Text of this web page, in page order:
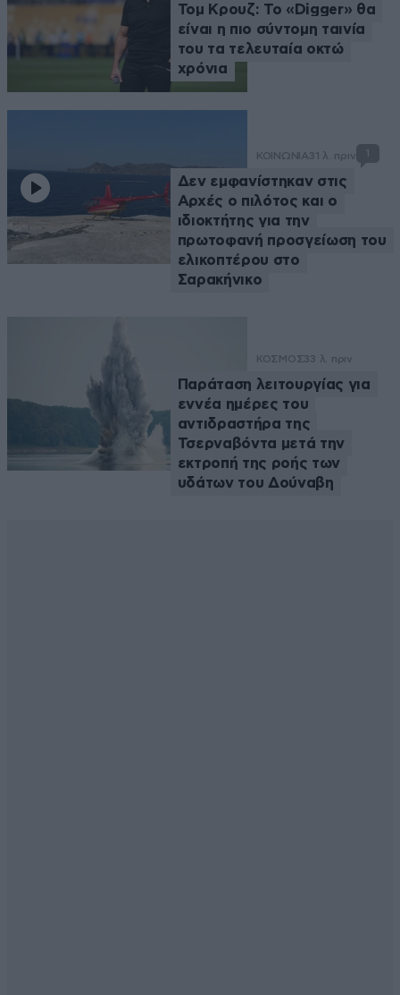
Τομ Κρουζ: Το «Digger» θα
είναι η πιο σύντομη ταινία
του τα τελευταία οκτώ
χρόνια
ΚΟΙΝΩΝΙΑ31 λ. πριν 1
Δεν εμφανίστηκαν στις
Αρχές o πιλότος και o
ιδιοκτήτης για την
πρωτοφανή προσγείωση του
ελικοπτέρου στο
Σαρακήνικο
ΚΟΣΜΟΣ33 λ. πριν
Παράταση λειτουργίας για
εννέα ημέρες του
αντιδραστήρα της
Τσερναβόντα μετά την
εκτροπή της ροής των
υδάτων του Δούναβη